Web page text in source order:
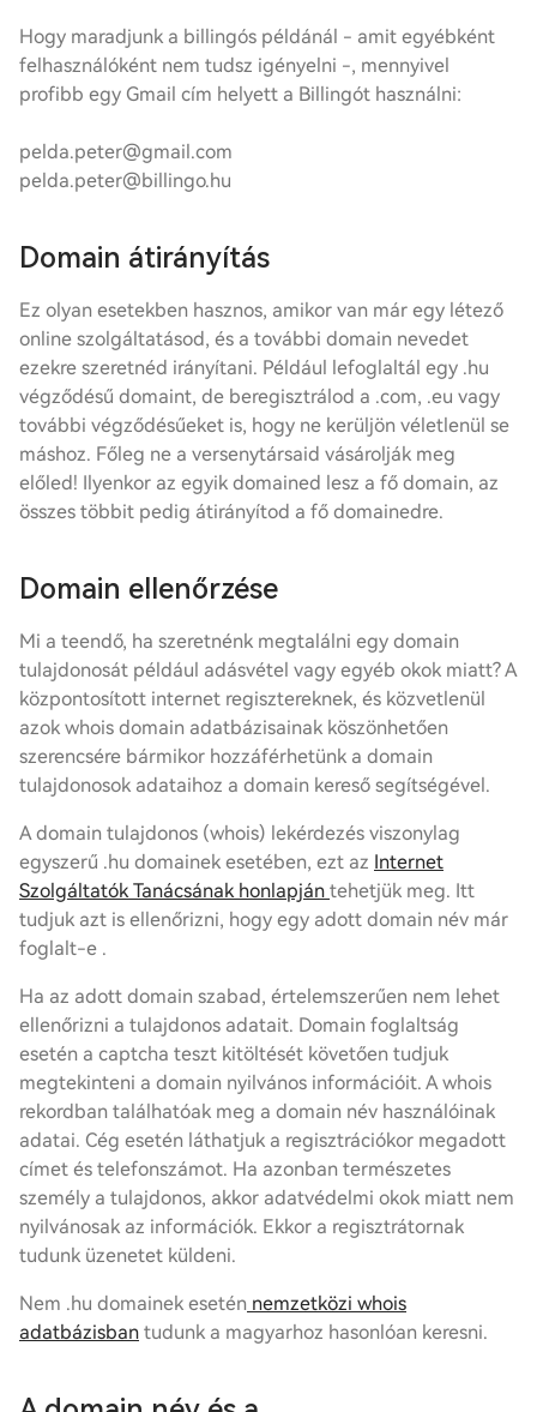
Hogy maradjunk a billingós példánál - amit egyébként
felhasználóként nem tudsz igényelni -, mennyivel
profibb egy Gmail cím helyett a Billingót használni:
pelda.peter@gmail.com
pelda.peter@billingo.hu
Domain átirányítás
Ez olyan esetekben hasznos, amikor van már egy létező
online szolgáltatásod, és a további domain nevedet
ezekre szeretnéd irányítani. Például lefoglaltál egy .hu
végződésű domaint, de beregisztrálod a .com, .eu vagy
további végződésűeket is, hogy ne kerüljön véletlenül se
máshoz. Főleg ne a versenytársaid vásárolják meg
előled! Ilyenkor az egyik domained lesz a fő domain, az
összes többit pedig átirányítod a fő domainedre.
Domain ellenőrzése
Mi a teendő, ha szeretnénk megtalálni egy domain
tulajdonosát például adásvétel vagy egyéb okok miatt? A
központosított internet regisztereknek, és közvetlenül
azok whois domain adatbázisainak köszönhetően
szerencsére bármikor hozzáférhetünk a domain
tulajdonosok adataihoz a domain kereső segítségével.
A domain tulajdonos (whois) lekérdezés viszonylag
egyszerű .hu domainek esetében, ezt az Internet
Szolgáltatók Tanácsának honlapján tehetjük meg. Itt
tudjuk azt is ellenőrizni, hogy egy adott domain név már
foglalt-e .
Ha az adott domain szabad, értelemszerűen nem lehet
ellenőrizni a tulajdonos adatait. Domain foglaltság
esetén a captcha teszt kitöltését követően tudjuk
megtekinteni a domain nyilvános információit. A whois
rekordban találhatóak meg a domain név használóinak
adatai. Cég esetén láthatjuk a regisztrációkor megadott
címet és telefonszámot. Ha azonban természetes
személy a tulajdonos, akkor adatvédelmi okok miatt nem
nyilvánosak az információk. Ekkor a regisztrátornak
tudunk üzenetet küldeni.
Nem .hu domainek esetén nemzetközi whois
adatbázisban tudunk a magyarhoz hasonlóan keresni.